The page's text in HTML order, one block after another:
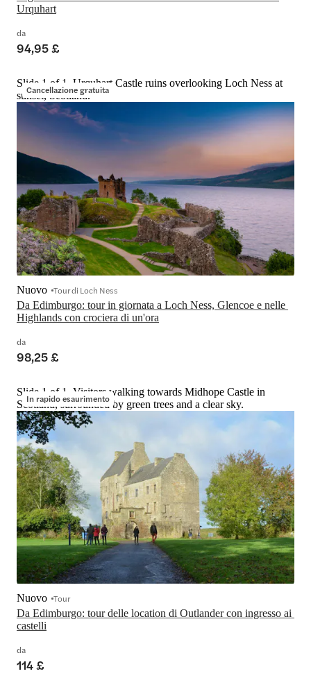
Urquhart
da
94,95 £
Cancellazione gratuita
Slide 1 of 1, Urquhart Castle ruins overlooking Loch Ness at
sunset, Scotland.
Da Edimburgo: tour in giornata a Loch Ness, Glencoe e nelle
Highlands con crociera di un'ora
Nuovo Tour di Loch Ness
da
98,25 £
In rapido esaurimento
Slide 1 of 1, Visitors walking towards Midhope Castle in
Scotland, surrounded by green trees and a clear sky.
Da Edimburgo: tour delle location di Outlander con ingresso ai
castelli
Nuovo Tour
da
114 £